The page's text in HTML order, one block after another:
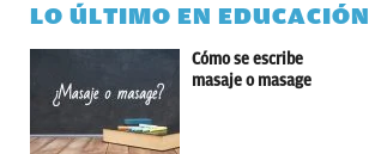
LO ÚLTIMO EN EDUCACIÓN
Cómo se escribe
masaje o masage